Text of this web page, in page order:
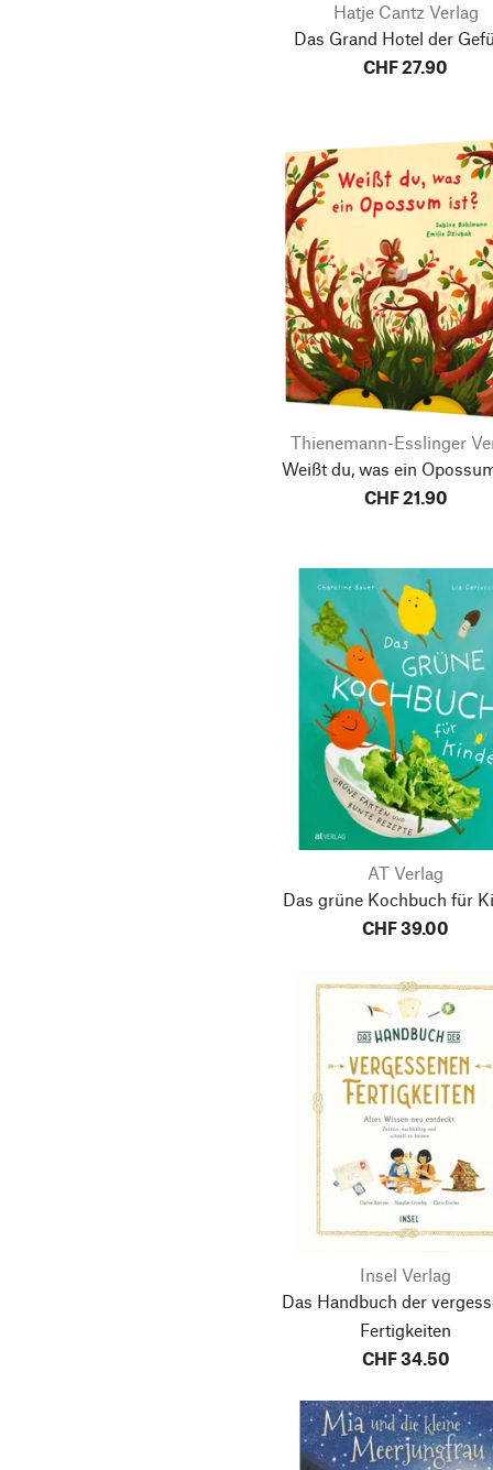
Hatje Cantz Verlag
Das Grand Hotel der
CHF 27.90
Thienemann-Esslinger
Weißt du, was ein
CHF 21.90
AT Verlag
Das grüne Kochbuch für
CHF 39.00
Insel Verlag
Das Handbuch der
Fertigkeiten
CHF 34.50